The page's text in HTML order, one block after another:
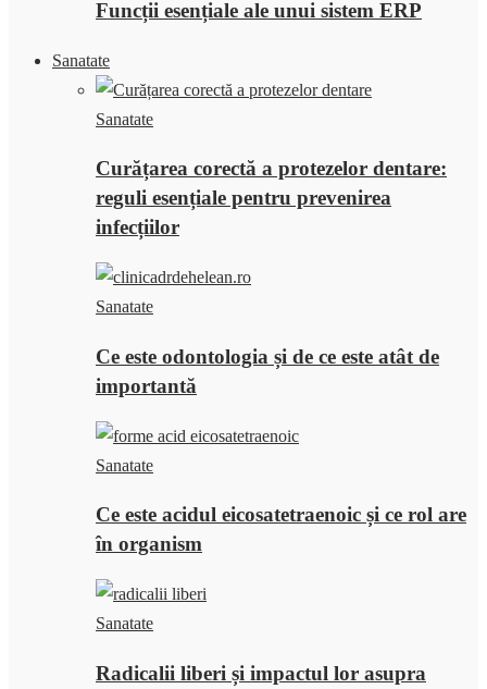
Funcții esențiale ale unui sistem ERP
Sanatate
Sanatate
Curățarea corectă a protezelor dentare:
reguli esențiale pentru prevenirea
infecțiilor
Sanatate
Ce este odontologia și de ce este atât de
importantă
Sanatate
Ce este acidul eicosatetraenoic și ce rol are
în organism
Sanatate
Radicalii liberi și impactul lor asupra